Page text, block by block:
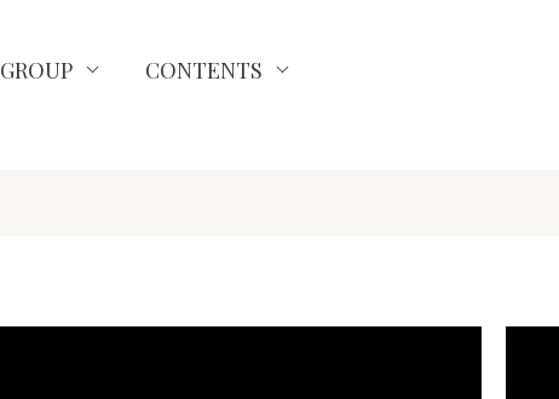
GROUP CONTENTS